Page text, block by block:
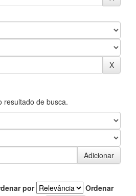
resultado de busca.
por
Ordenar